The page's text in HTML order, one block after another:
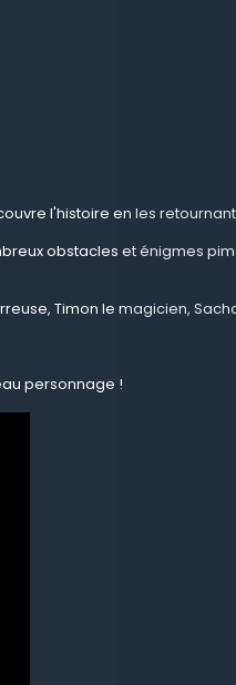
l'histoire en les
obstacles et énigmes
Timon le magicien,
personnage !